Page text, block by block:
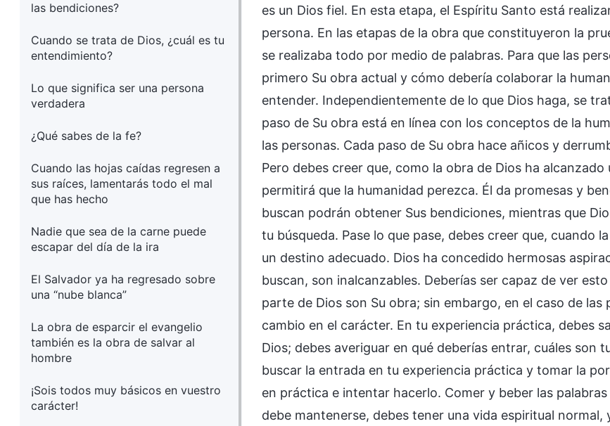
las bendiciones?
Cuando se trata de Dios, ¿cuál es tu
entendimiento?
Lo que significa ser una persona
verdadera
¿Qué sabes de la fe?
Cuando las hojas caídas regresen a
sus raíces, lamentarás todo el mal
que has hecho
Nadie que sea de la carne puede
escapar del día de la ira
El Salvador ya ha regresado sobre
una “nube blanca”
La obra de esparcir el evangelio
también es la obra de salvar al
hombre
¡Sois todos muy básicos en vuestro
carácter!
es un Dios fiel. En esta etapa, el Espíritu Santo está
persona. En las etapas de la obra que constituyeron la
se realizaba todo por medio de palabras. Para que las
primero Su obra actual y cómo debería colaborar la
entender. Independientemente de lo que Dios haga, se
paso de Su obra está en línea con los conceptos de la
las personas. Cada paso de Su obra hace añicos y
Pero debes creer que, como la obra de Dios ha
permitirá que la humanidad perezca. Él da promesas y
buscan podrán obtener Sus bendiciones, mientras que
tu búsqueda. Pase lo que pase, debes creer que, cuando
un destino adecuado. Dios ha concedido hermosas
buscan, son inalcanzables. Deberías ser capaz de ver
parte de Dios son Su obra; sin embargo, en el caso de
cambio en el carácter. En tu experiencia práctica, debes
Dios; debes averiguar en qué deberías entrar, cuáles son
buscar la entrada en tu experiencia práctica y tomar la
en práctica e intentar hacerlo. Comer y beber las
debe mantenerse, debes tener una vida espiritual